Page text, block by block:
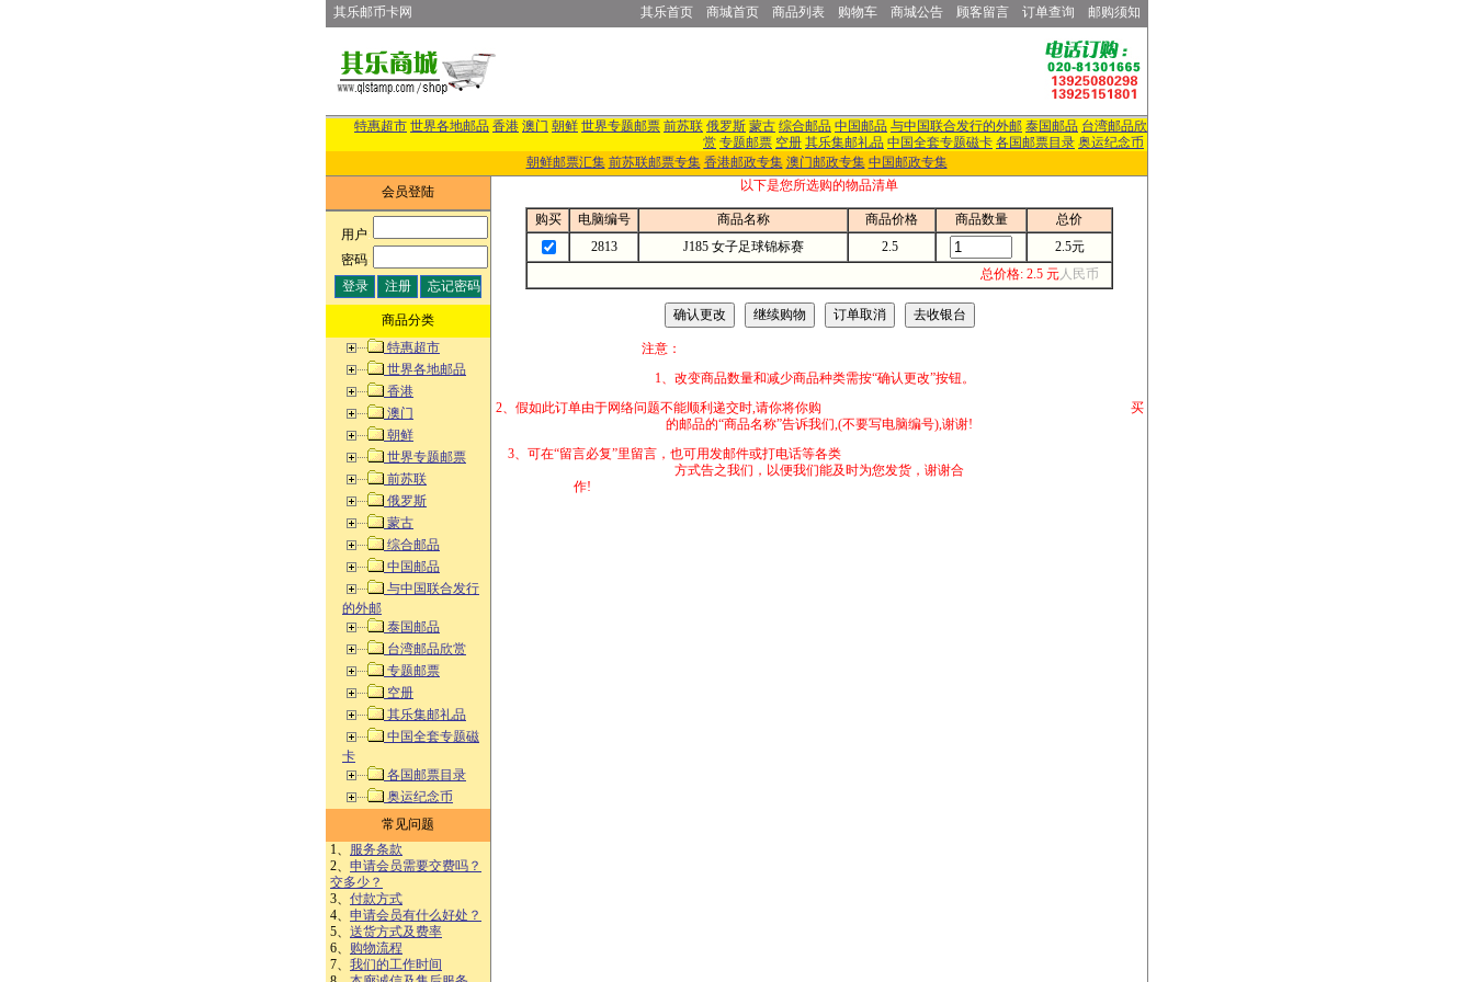
其乐邮币卡网 其乐首页 商城首页 商品列表 购物车 商城公告 顾客留言 订单查询 邮购须知
特惠超市 世界各地邮品 香港 澳门 朝鲜 世界专题邮票 前苏联 俄罗斯 蒙古 综合邮品 中国邮品 与中国联合发行的外邮 泰国邮品 台湾邮品欣
赏 专题邮票 空册 其乐集邮礼品 中国全套专题磁卡 各国邮票目录 奥运纪念币
朝鲜邮票汇集 前苏联邮票专集 香港邮政专集 澳门邮政专集 中国邮政专集
会员登陆
用户:
密码:
商品分类
特惠超市
世界各地邮品
香港
澳门
朝鲜
世界专题邮票
前苏联
俄罗斯
蒙古
综合邮品
中国邮品
与中国联合发行
的外邮
泰国邮品
台湾邮品欣赏
专题邮票
空册
其乐集邮礼品
中国全套专题磁
卡
各国邮票目录
奥运纪念币
常见问题
1、 服务条款
2、 申请会员需要交费吗？
交多少？
3、 付款方式
4、 申请会员有什么好处？
5、 送货方式及费率
6、 购物流程
7、 我们的工作时间
以下是您所选购的物品清单
购买 电脑编号 商品名称 商品价格 商品数量
总价
2813
J185 女子足球锦标赛 2.5
2.5元
总价格: 2.5 元人民币
注意：
1、改变商品数量和减少商品种类需按“确认更改”按钮。
2、假如此订单由于网络问题不能顺利递交时,请你将你购 买
的邮品的“商品名称”告诉我们,(不要写电脑编号),谢谢!
3、可在“留言必复”里留言，也可用发邮件或打电话等各类
方式告之我们，以便我们能及时为您发货，谢谢合
作!